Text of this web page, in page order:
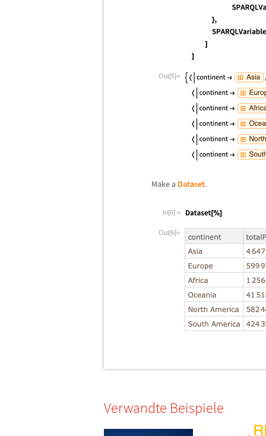
Out[5]=
Make a Dataset.
In[6]:=
Out[6]=
Verwandte Beispiele